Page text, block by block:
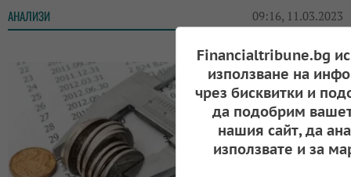
АНАЛИЗИ 09:16, 11.03.2023
Financialtribune.bg
използване на
чрез бисквитки и
да подобрим
нашия сайт, да
използвате и за